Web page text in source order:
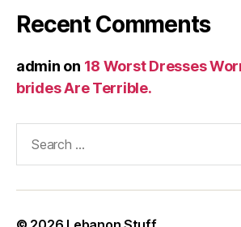
Recent Comments
admin on 18 Worst Dresses
brides Are Terrible.